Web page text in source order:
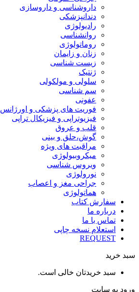
داروشناسی و داروسازی
دندانپزشکی
رادیولوژی
روانشناسی
روماتولوژی
زنان و زایمان
زیست شناسی
ژنتیک
سلولی و مولکولی
سم شناسی
عفونی
فوریت های پزشکی و اورژانس
فیزیوتراپی و فیزیکال تراپی
قلب و عروق
گوش،حلق و بینی
مراقبت های ویژه
میکروبیولوژی
ویروس شناسی
نورولوژی
جراحی مغز و اعصاب
هماتولوژی
سفارش کتاب
درباره ما
تماس با ما
استعلام نسخه چاپی
REQUEST
سبد خرید
سبد خریدتان خالی است.
ورود به سایت